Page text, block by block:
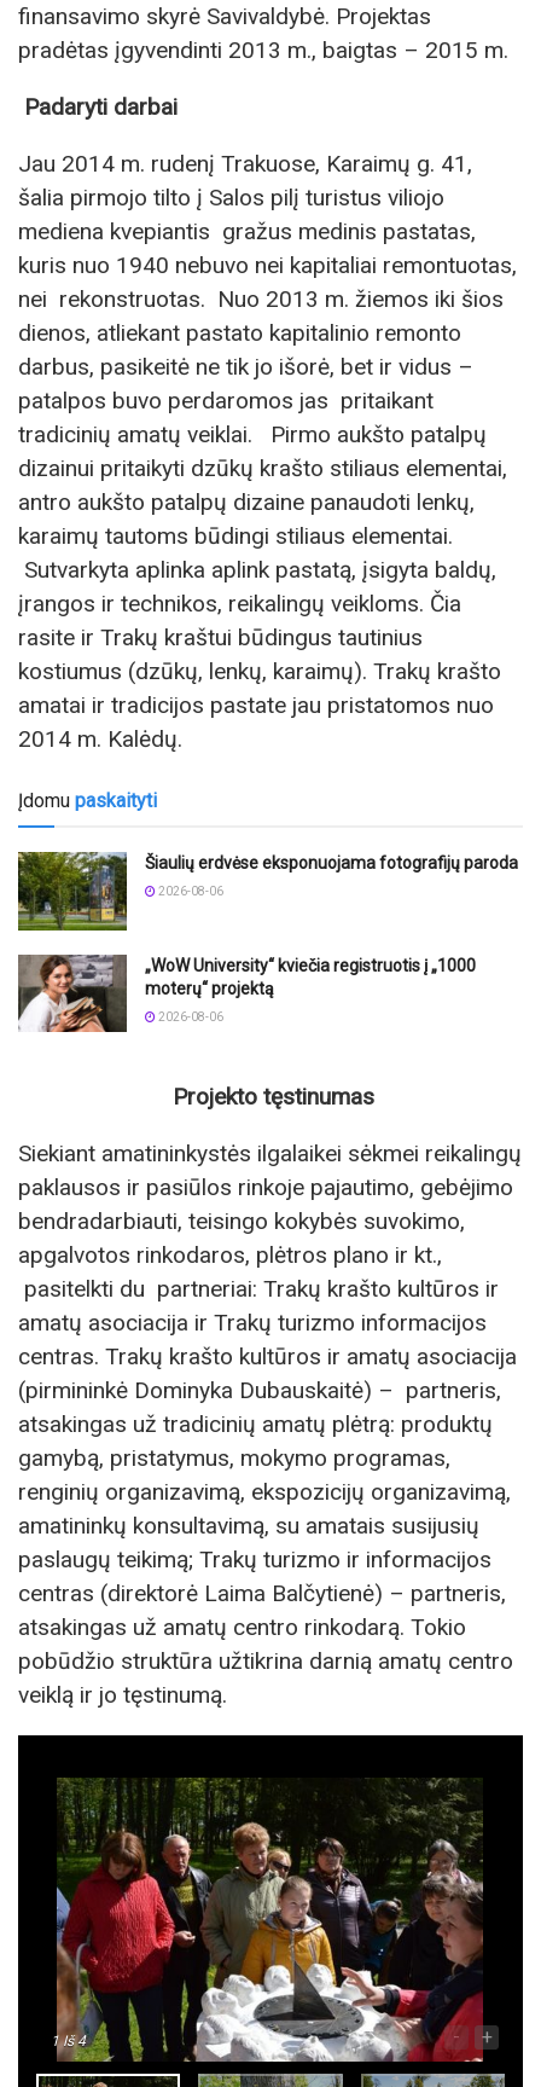
finansavimo skyrė Savivaldybė. Projektas
pradėtas įgyvendinti 2013 m., baigtas – 2015 m.
Padaryti darbai
Jau 2014 m. rudenį Trakuose, Karaimų g. 41,
šalia pirmojo tilto į Salos pilį turistus viliojo
mediena kvepiantis gražus medinis pastatas,
kuris nuo 1940 nebuvo nei kapitaliai remontuotas,
nei rekonstruotas. Nuo 2013 m. žiemos iki šios
dienos, atliekant pastato kapitalinio remonto
darbus, pasikeitė ne tik jo išorė, bet ir vidus –
patalpos buvo perdaromos jas pritaikant
tradicinių amatų veiklai. Pirmo aukšto patalpų
dizainui pritaikyti dzūkų krašto stiliaus elementai,
antro aukšto patalpų dizaine panaudoti lenkų,
karaimų tautoms būdingi stiliaus elementai.
Sutvarkyta aplinka aplink pastatą, įsigyta baldų,
įrangos ir technikos, reikalingų veikloms. Čia
rasite ir Trakų kraštui būdingus tautinius
kostiumus (dzūkų, lenkų, karaimų). Trakų krašto
amatai ir tradicijos pastate jau pristatomos nuo
2014 m. Kalėdų.
Įdomu paskaityti
Šiaulių erdvėse eksponuojama fotografijų paroda
2026-08-06
„WoW University“ kviečia registruotis į „1000
moterų“ projektą
2026-08-06
Projekto tęstinumas
Siekiant amatininkystės ilgalaikei sėkmei reikalingų
paklausos ir pasiūlos rinkoje pajautimo, gebėjimo
bendradarbiauti, teisingo kokybės suvokimo,
apgalvotos rinkodaros, plėtros plano ir kt.,
pasitelkti du partneriai: Trakų krašto kultūros ir
amatų asociacija ir Trakų turizmo informacijos
centras. Trakų krašto kultūros ir amatų asociacija
(pirmininkė Dominyka Dubauskaitė) – partneris,
atsakingas už tradicinių amatų plėtrą: produktų
gamybą, pristatymus, mokymo programas,
renginių organizavimą, ekspozicijų organizavimą,
amatininkų konsultavimą, su amatais susijusių
paslaugų teikimą; Trakų turizmo ir informacijos
centras (direktorė Laima Balčytienė) – partneris,
atsakingas už amatų centro rinkodarą. Tokio
pobūdžio struktūra užtikrina darnią amatų centro
veiklą ir jo tęstinumą.
1Iš 4 - +